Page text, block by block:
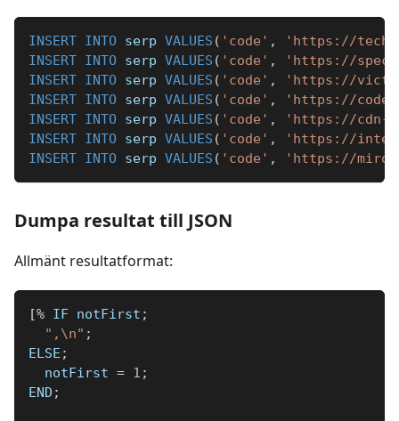
INSERT INTO serp VALUES ( 'code' ,
'https://
INSERT INTO serp VALUES ( 'code' ,
'https://
INSERT INTO serp VALUES ( 'code' ,
'https://
INSERT INTO serp VALUES ( 'code' ,
'https://
INSERT INTO serp VALUES ( 'code' ,
'https://cdn-
INSERT INTO serp VALUES ( 'code' ,
'https://
INSERT INTO serp VALUES ( 'code' , 'https://
Dumpa resultat till JSON
Allmänt resultatformat:
[% IF notFirst ;
",\n" ;
ELSE ;
  notFirst
= 1 ;
END ;